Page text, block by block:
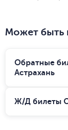
Может быть
Обратные
Астрахань
Ж/Д билеты